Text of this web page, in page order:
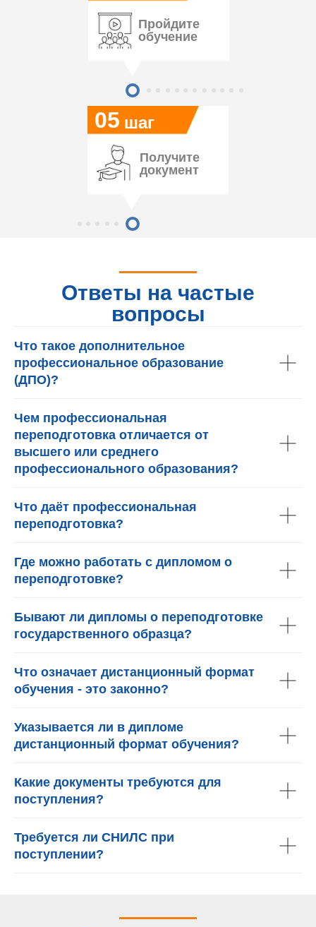
05 шаг
Пройдите
обучение
Получите
документ
Ответы на частые
вопросы
Что такое дополнительное
профессиональное образование
(ДПО)?
Чем профессиональная
переподготовка отличается от
высшего или среднего
профессионального образования?
Что даёт профессиональная
переподготовка?
Где можно работать с дипломом о
переподготовке?
Бывают ли дипломы о переподготовке
государственного образца?
Что означает дистанционный формат
обучения - это законно?
Указывается ли в дипломе
дистанционный формат обучения?
Какие документы требуются для
поступления?
Требуется ли СНИЛС при
поступлении?